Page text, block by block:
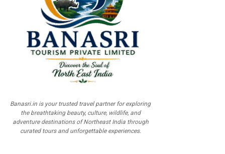
Banasri.in is your trusted travel partner for exploring
the breathtaking beauty, culture, wildlife, and
adventure destinations of Northeast India through
curated tours and unforgettable experiences.